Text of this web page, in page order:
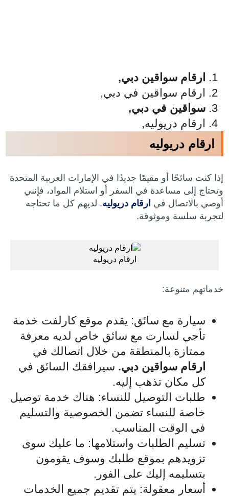
ارقام سواقين دبي,
ارقام سواقين في دبي,
سواقين في دبي,
ارقام دريوليه,
ارقام دريوليه
إذا كنت سائحًا أو مقيمًا جديدًا في الإمارات العربية المتحدة
وتحتاج إلى مساعدة في السفر أو استلام المواد، فإنني
أوصي بالاتصال في ارقام دريوليه. لديهم كل ما تحتاجه
لتجربة سلسة وموثوقة.
ارقام دريوليه
خدماتهم متنوعة:
سيارة مع سائق: يقدم موقع كارلفت خدمة
تأجي لسارت مع سائق خاص لديه معرفة
ممتازة بالمنطقة من خلال اتصالك في
ارقام سواقين دبي. سيرافقك السائق في
كل مكان تذهب إليه.
طلبات التوصيل للنساء: هناك خدمة توصيل
خاصة للنساء تضمن الخصوصية والتسليم
في الوقت المناسب.
تسليم الطلبات واستلامها: ما عليك سوى
تزويدهم بموقع طلبك وسوف يقومون
بتسليمه إليك على الفور.
أسعار معقولة: يتم تقديم جميع الخدمات